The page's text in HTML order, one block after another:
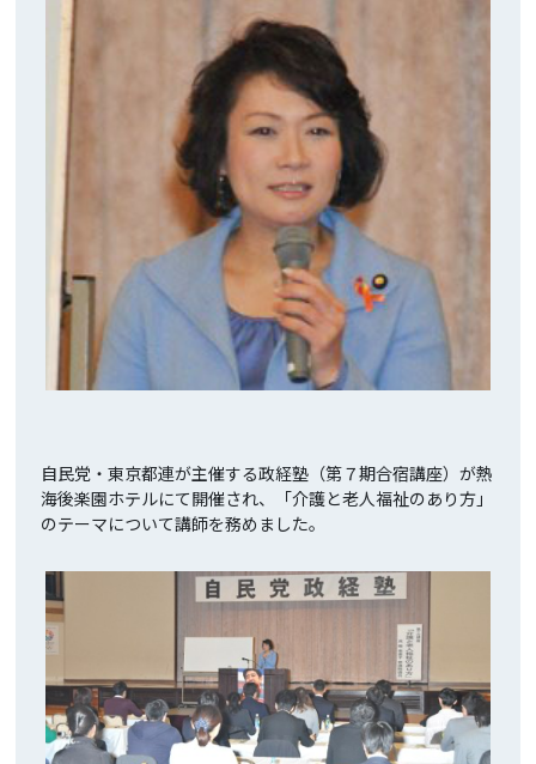
自民党・東京都連が主催する政経塾（第７期合宿講座）が熱
海後楽園ホテルにて開催され、「介護と老人福祉のあり方」
のテーマについて講師を務めました。